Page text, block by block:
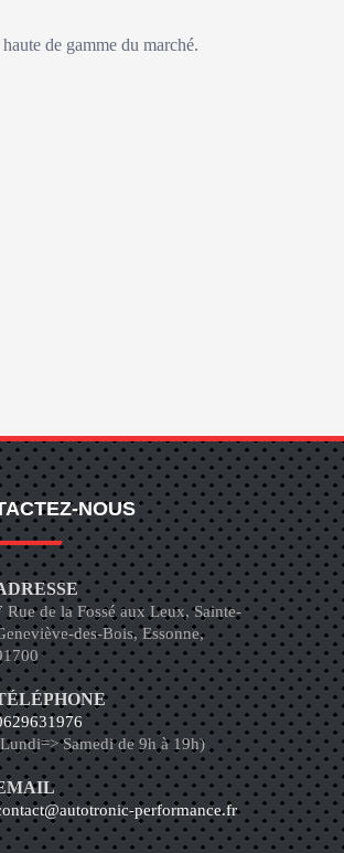
de gamme du marché.
NOUS
Rue de la Fossé aux Leux, Sainte-
des-Bois, Essonne,
Samedi de 9h à 19h)
performance.fr